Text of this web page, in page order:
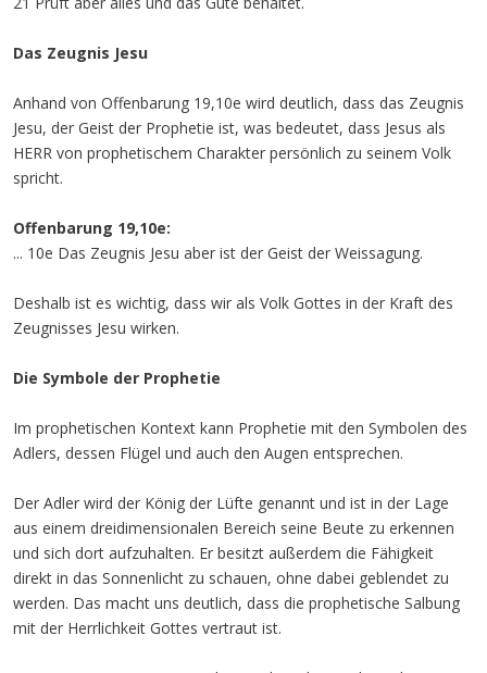
Das Zeugnis Jesu
Anhand von Offenbarung 19,10e wird deutlich, dass das Zeugnis
Jesu, der Geist der Prophetie ist, was bedeutet, dass Jesus als
HERR von prophetischem Charakter persönlich zu seinem Volk
spricht.
Offenbarung 19,10e:
... 10e Das Zeugnis Jesu aber ist der Geist der Weissagung.
Deshalb ist es wichtig, dass wir als Volk Gottes in der Kraft des
Zeugnisses Jesu wirken.
Die Symbole der Prophetie
Im prophetischen Kontext kann Prophetie mit den Symbolen des
Adlers, dessen Flügel und auch den Augen entsprechen.
Der Adler wird der König der Lüfte genannt und ist in der Lage
aus einem dreidimensionalen Bereich seine Beute zu erkennen
und sich dort aufzuhalten. Er besitzt außerdem die Fähigkeit
direkt in das Sonnenlicht zu schauen, ohne dabei geblendet zu
werden. Das macht uns deutlich, dass die prophetische Salbung
mit der Herrlichkeit Gottes vertraut ist.